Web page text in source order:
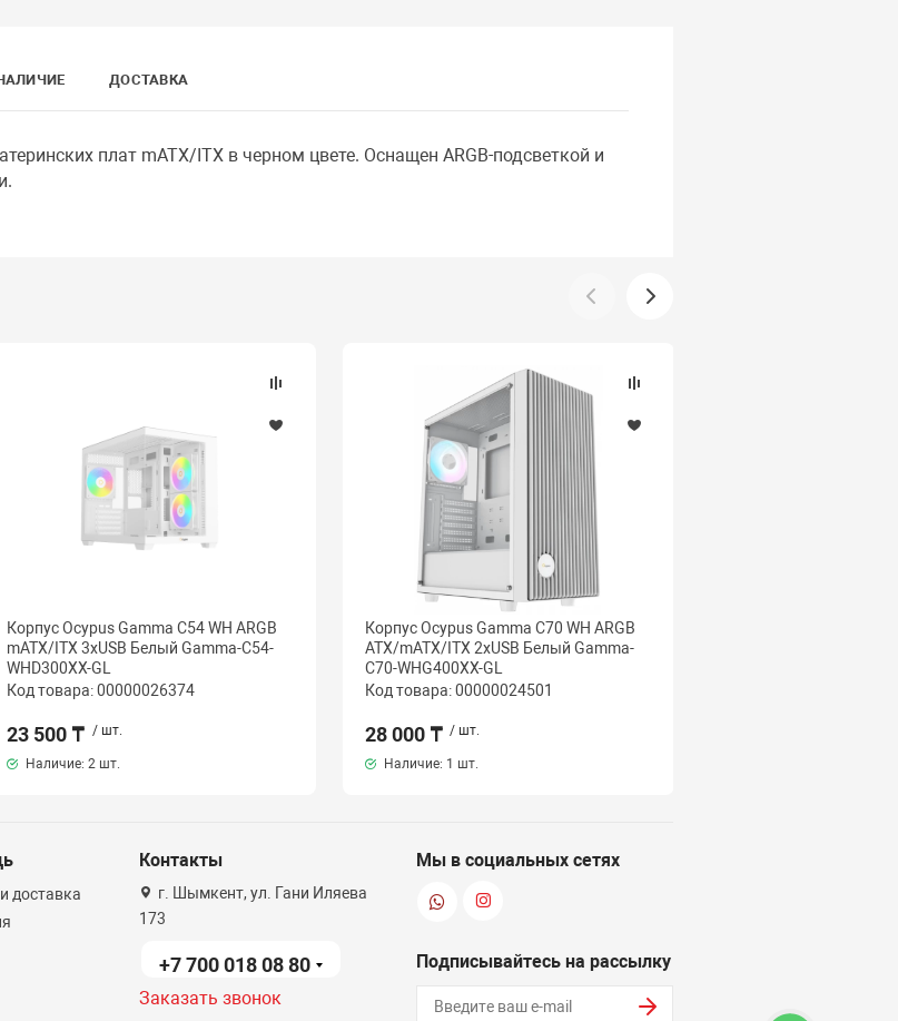
ДОСТАВКА
плат mATX/ITX в черном цвете. Оснащен ARGB-подсветкой и
Корпус Ocypus Gamma C54 WH ARGB
mATX/ITX 3xUSB Белый Gamma-C54-
WHD300XX-GL
Код товара: 00000026374
23 500 ₸ / шт.
Наличие:2 шт.
Корпус Ocypus Gamma C70 WH ARGB
ATX/mATX/ITX 2xUSB Белый Gamma-
C70-WHG400XX-GL
Код товара: 00000024501
28 000 ₸ / шт.
Наличие: 1 шт.
доставка
Контакты
г. Шымкент, ул. Гани Иляева
173
+7 700 018 08 80
Заказать звонок
Мы в социальных сетях
Подписывайтесь на рассылку